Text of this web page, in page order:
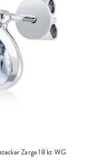
Zarge 18 kt WG